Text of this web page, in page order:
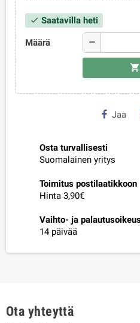
check Saatavilla heti
Määrä remove
shopping_cart
Jaa
Osta turvallisesti
Suomalainen yritys
Toimitus postilaatikkoon
Hinta 3,90€
Vaihto- ja
14 päivää
Ota yhteyttä